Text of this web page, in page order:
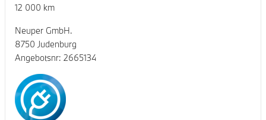
12 000 km
Neuper GmbH.
8750 Judenburg
Angebotsnr: 2665134